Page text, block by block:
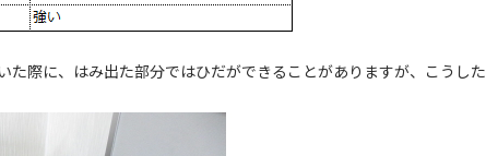
た際に、はみ出た部分ではひだができることがありますが、こうした